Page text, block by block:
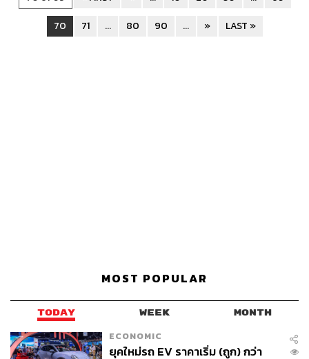
70
71 ... 80 90 ... » LAST »
MOST POPULAR
TODAY WEEK MONTH
ECONOMIC
ยุคใหม่รถ EV ราคาเริ่ม (ถูก) กว่า